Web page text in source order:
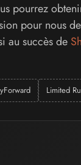
pourrez
pour nous
au succès de
Limited